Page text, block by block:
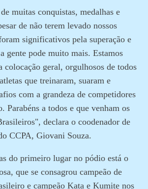
muitas conquistas, medalhas e
de não terem levado nossos
significativos pela superação e
gente pode muito mais. Estamos
colocação geral, orgulhosos de todos
que treinaram, suaram e
com a grandeza de competidores
Parabéns a todos e que venham os
declara o coodenador de
CCPA, Giovani Souza.
do primeiro lugar no pódio está o
que se consagrou campeão de
e campeão Kata e Kumite nos